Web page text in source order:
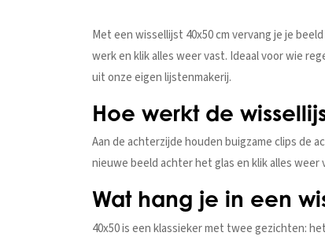
Met een wissellijst 40x50 cm vervang je je
werk en klik alles weer vast. Ideaal voor wie
uit onze eigen lijstenmakerij.
Hoe werkt de
Aan de achterzijde houden buigzame clips de
nieuwe beeld achter het glas en klik alles
Wat hang je in een
40x50 is een klassieker met twee gezichten: